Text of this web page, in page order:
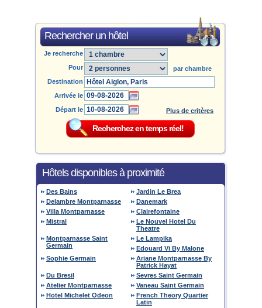
Rechercher un hôtel
Je recherche
Pour
par chambre
Destination
Arrivée le
Départ le
Plus de critères
Hôtels disponibles à proximité
Des Bains
Jardin Le Brea
Delambre Montparnasse
Danemark
Villa Montparnasse
Clairefontaine
Mistral
Le Nouvel Hotel Du
Theatre
Montparnasse Saint
Germain
Le Lampika
Edouard Vi By Malone
Sophie Germain
Ariane Montparnasse By
Patrick Hayat
Du Bresil
Sevres Saint Germain
Atelier Montparnasse
Vaneau Saint Germain
Hotel Michelet Odeon
French Theory Quartier
Latin